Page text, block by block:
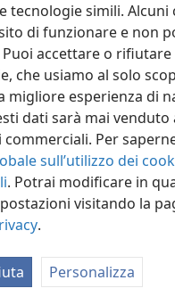
tecnologie simili. Alcuni
di funzionare e non
accettare o rifiutare
che usiamo al solo
migliore esperienza di
dati sarà mai venduto
Per
sull’utilizzo dei
. Potrai modificare in
visitando la
.
Personalizza
Italiano
Tower Bible and Tract Society
JW.ORG
Accedi